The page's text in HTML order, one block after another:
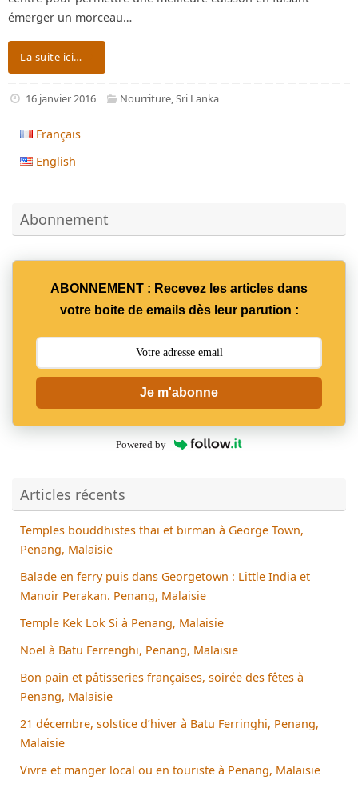
émerger un morceau…
La suite ici…
16 janvier 2016 Nourriture,Sri Lanka
Français
English
Abonnement
ABONNEMENT : Recevez les articles dans
votre boite de emails dès leur parution :
Je m'abonne
Powered by
Articles récents
Temples bouddhistes thai et birman à George Town,
Penang, Malaisie
Balade en ferry puis dans Georgetown : Little India et
Manoir Perakan. Penang, Malaisie
Temple Kek Lok Si à Penang, Malaisie
Noël à Batu Ferrenghi, Penang, Malaisie
Bon pain et pâtisseries françaises, soirée des fêtes à
Penang, Malaisie
21 décembre, solstice d’hiver à Batu Ferringhi, Penang,
Malaisie
Vivre et manger local ou en touriste à Penang, Malaisie